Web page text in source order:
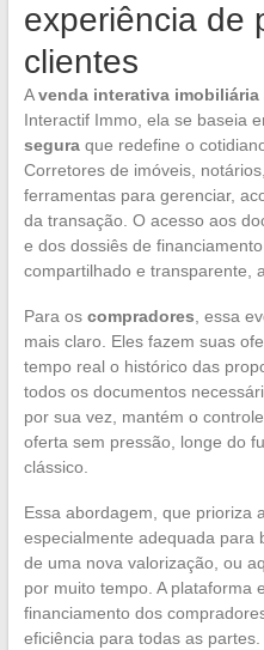
experiência de
clientes
Avenda interativa imobiliária
Interactif Immo, ela se baseia
seguraque redefine o
Corretores de imóveis,
ferramentas para gerenciar,
da transação. O acesso aos
e dos dossiês de
compartilhado e transparente,
Para os compradores , essa
mais claro. Eles fazem suas
tempo real o histórico das
todos os documentos
por sua vez, mantém o
oferta sem pressão, longe do
clássico.
Essa abordagem, que prioriza a
especialmente adequada para
de uma nova valorização, ou
por muito tempo. A plataforma
financiamento dos
eficiência para todas as partes.